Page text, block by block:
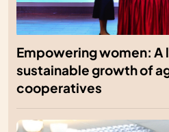
Empowering women: A
sustainable growth of
cooperatives